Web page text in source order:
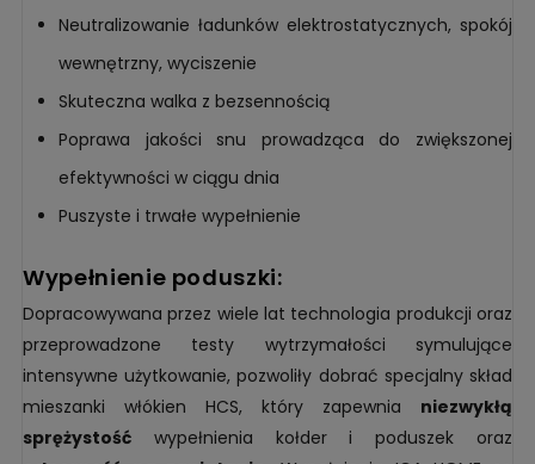
Neutralizowanie ładunków elektrostatycznych, spokój
wewnętrzny, wyciszenie
Skuteczna walka z bezsennością
Poprawa jakości snu prowadząca do zwiększonej
efektywności w ciągu dnia
Puszyste i trwałe wypełnienie
wypełnienie poduszki:
Dopracowywana przez wiele lat technologia produkcji oraz
przeprowadzone testy wytrzymałości symulujące
intensywne użytkowanie, pozwoliły dobrać specjalny skład
mieszanki włókien HCS, który zapewnia niezwykłą
sprężystość wypełnienia kołder i poduszek oraz